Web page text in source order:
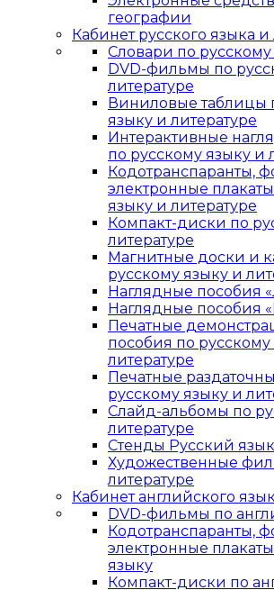
географии
Кабинет русского языка
Cловари по
DVD-фильмы по
литературе
Виниловые таблицы
языку и литературе
Интерактивные
по русскому языку и
Кодотранспаранты,
электронные
языку и литературе
Компакт-диски по
литературе
Магнитные доски и
русскому языку и
Наглядные пособия
Наглядные пособия
Печатные
пособия по русскому
литературе
Печатные
русскому языку и
Слайд-альбомы по
литературе
Стенды Русский
Художественные
литературе
Кабинет английского
DVD-фильмы по
Кодотранспаранты,
электронные
языку
Компакт-диски по